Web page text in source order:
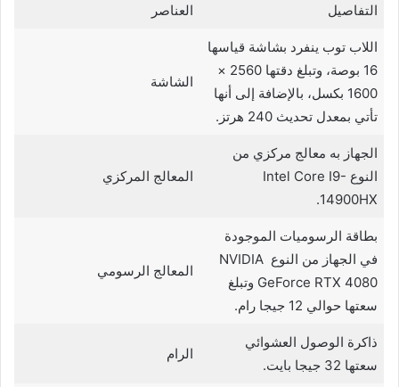
التفاصيل العناصر
اللاب توب ينفرد بشاشة قياسها
16 بوصة، وتبلغ دقتها 2560 ×
1600 بكسل، بالإضافة إلى أنها
تأتي بمعدل تحديث 240 هرتز.
الشاشة
الجهاز به معالج مركزي من
النوع Intel Core I9-
14900HX.
المعالج المركزي
بطاقة الرسوميات الموجودة
في الجهاز من النوع NVIDIA
GeForce RTX 4080 وتبلغ
سعتها حوالي 12 جيجا رام.
المعالج الرسومي
ذاكرة الوصول العشوائي
سعتها 32 جيجا بايت.
الرام